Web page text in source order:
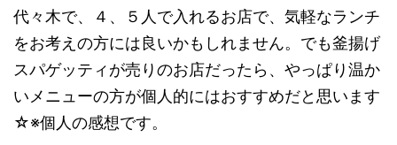
代々木で、４、５人で入れるお店で、気軽なランチ
をお考えの方には良いかもしれません。でも釜揚げ
スパゲッティが売りのお店だったら、やっぱり温か
いメニューの方が個人的にはおすすめだと思います
☆※個人の感想です。